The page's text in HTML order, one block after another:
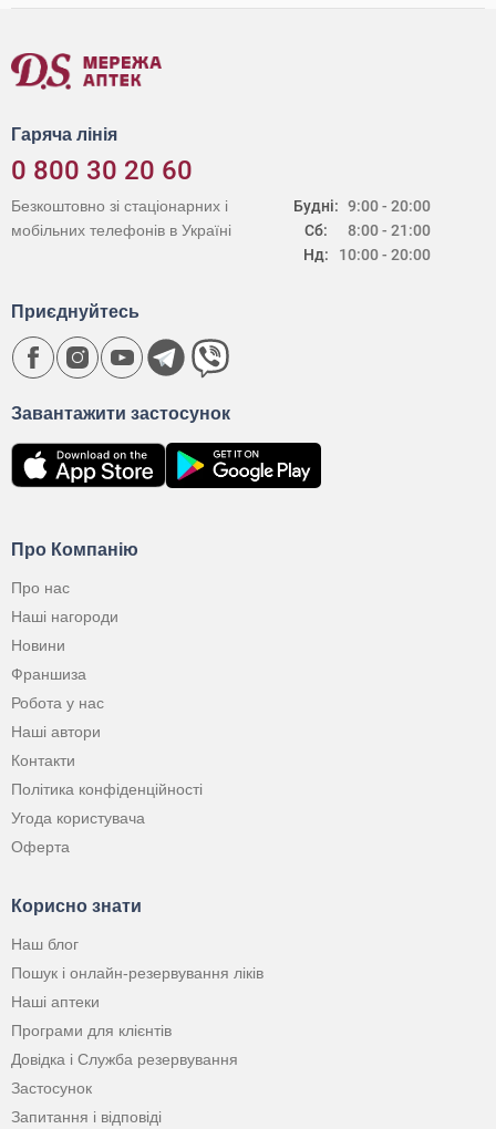
Гаряча лінія
0 800 30 20 60
Будні:
Сб:
Нд:
9:00 - 20:00
8:00 - 21:00
10:00 - 20:00
Безкоштовно зі стаціонарних і
мобільних телефонів в Україні
Про Компанію
Про нас
Наші нагороди
Новини
Франшиза
Робота у нас
Наші автори
Контакти
Політика конфіденційності
Угода користувача
Оферта
Корисно знати
Наш блог
Пошук і онлайн-резервування ліків
Наші аптеки
Програми для клієнтів
Довідка і Служба резервування
Застосунок
Запитання і відповіді
Завантажити застосунок
Приєднуйтесь